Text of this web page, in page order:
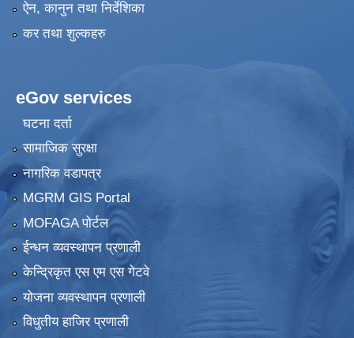
ऐन, कानुन तथा निर्देशिका
कर तथा शुल्कहरु
eGov services
घटना दर्ता
सामाजिक सुरक्षा
नागरिक वडापत्र
MGRM GIS Portal
MOFAGA पोर्टल
ईन्धन व्यवस्थापन प्रणाली
केन्द्रिकृत एस एम एस गेटवे
योजना व्यवस्थापन प्रणाली
विधुतीय हाजिर प्रणाली